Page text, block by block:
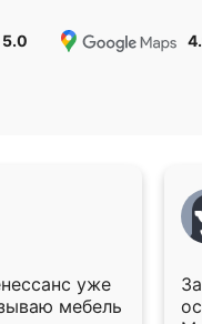
5.0
уже
мебель